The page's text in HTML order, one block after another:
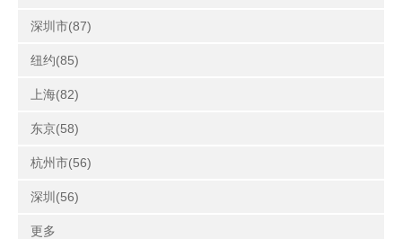
深圳市(87)
纽约(85)
上海(82)
东京(58)
杭州市(56)
深圳(56)
更多